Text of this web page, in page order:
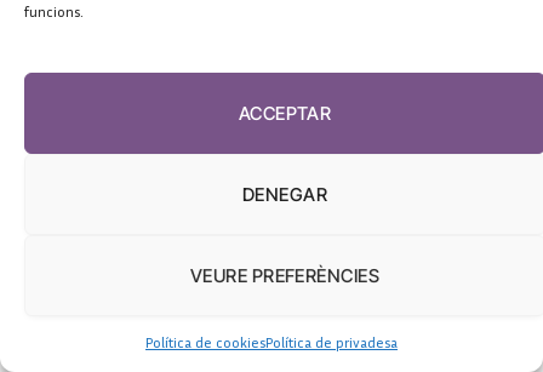
funcions.
ACCEPTAR
DENEGAR
VEURE PREFERÈNCIES
Política de cookiesPolítica de privadesa